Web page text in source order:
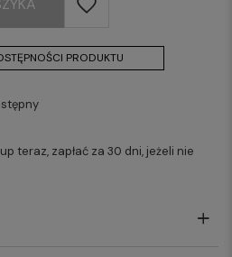
PRODUKTU
teraz, zapłać za 30 dni, jeżeli nie